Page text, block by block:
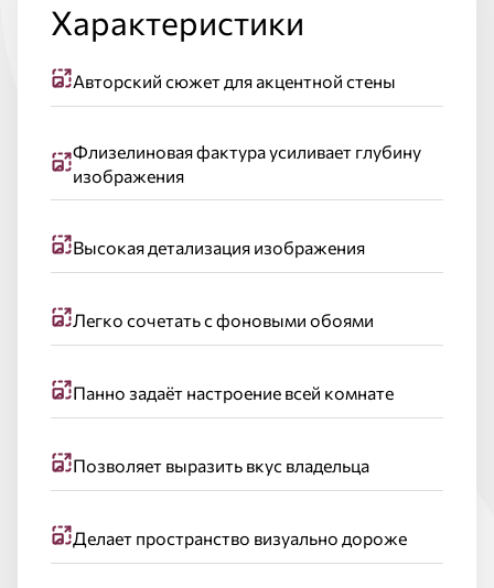
Характеристики
Авторский сюжет для акцентной стены
Флизелиновая фактура усиливает глубину
изображения
Высокая детализация изображения
Легко сочетать с фоновыми обоями
Панно задаёт настроение всей комнате
Позволяет выразить вкус владельца
Делает пространство визуально дороже